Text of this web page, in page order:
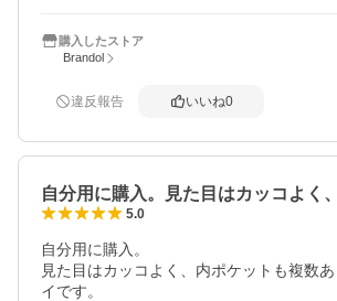
購入したストア
Brandol
違反報告 いいね0
自分用に購入。見た目はカッコよく
5.0
自分用に購入。
見た目はカッコよく、内ポケットも複数
イです。